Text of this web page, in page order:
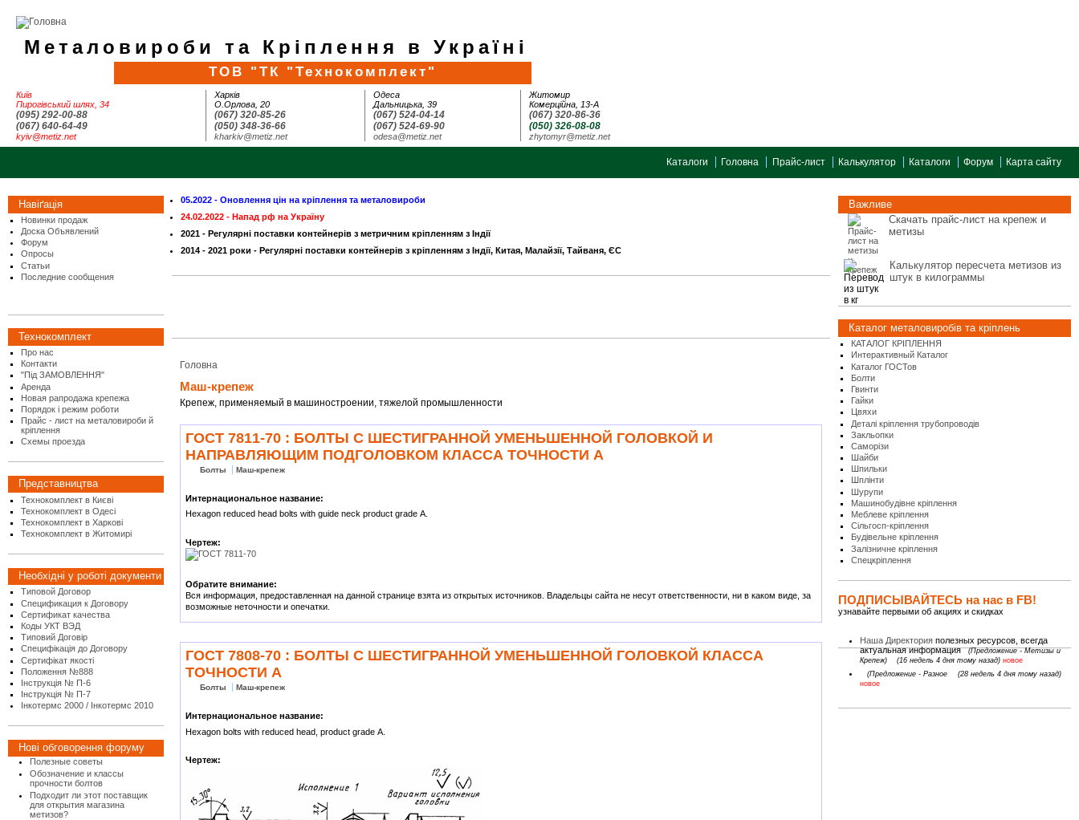
Металовироби та Кріплення в Україні
ТОВ "ТК "Технокомплект"
Київ
Пирогівський шлях, 34
(095) 292-00-88
(067) 640-64-49
kyiv@metiz.net
Харків
О.Орлова, 20
(067) 320-85-26
(050) 348-36-66
kharkiv@metiz.net
Одеса
Дальницька, 39
(067) 524-04-14
(067) 524-69-90
odesa@metiz.net
Житомир
Комерційна, 13-А
(067) 320-86-36
(050) 326-08-08
zhytomyr@metiz.net
Каталоги Головна Прайс-лист Калькулятор Каталоги Форум Карта сайту
Навіґація
Новинки продаж
Доска Объявлений
Форум
Опросы
Статьи
Последние сообщения
Технокомплект
Про нас
Контакти
"Під ЗАМОВЛЕННЯ"
Аренда
Новая рапродажа крепежа
Порядок і режим роботи
Прайс - лист на металовироби й
кріплення
Схемы проезда
Представництва
Технокомплект в Києві
Технокомплект в Одесі
Технокомплект в Харкові
Технокомплект в Житомирі
Необхідні у роботі документи
Типовой Договор
Спецификация к Договору
Сертификат качества
Коды УКТ ВЭД
Типовий Договір
Специфікація до Договору
Сертифікат якості
Положення №888
Інструкція № П-6
Інструкція № П-7
Інкотермс 2000 / Інкотермс 2010
Нові обговорення форуму
Полезные советы
Обозначение и классы
прочности болтов
Подходит ли этот поставщик
для открытия магазина
метизов?
05.2022 - Оновлення цін на кріплення та металовироби
24.02.2022 - Напад рф на Україну
2021 - Регулярні поставки контейнерів з метричним кріпленням з Індії
2014 - 2021 роки - Регулярні поставки контейнерів з кріпленням з Індії, Китая, Малайзії, Тайваня, ЄС
Головна
Маш-крепеж
Крепеж, применяемый в машиностроении, тяжелой промышленности
ГОСТ 7811-70 : БОЛТЫ С ШЕСТИГРАННОЙ УМЕНЬШЕННОЙ ГОЛОВКОЙ И
НАПРАВЛЯЮЩИМ ПОДГОЛОВКОМ КЛАССА ТОЧНОСТИ А
Болты Маш-крепеж
Интернациональное название:
Hexagon reduced head bolts with guide neck product grade A.
Чертеж:
Обратите внимание:
Вся информация, предоставленная на данной странице взята из открытых источников. Владельцы сайта не несут ответственности, ни в каком виде, за
возможные неточности и опечатки.
ГОСТ 7808-70 : БОЛТЫ С ШЕСТИГРАННОЙ УМЕНЬШЕННОЙ ГОЛОВКОЙ КЛАССА
ТОЧНОСТИ А
Болты Маш-крепеж
Интернациональное название:
Hexagon bolts with reduced head, product grade A.
Чертеж:
Важливе
Скачать прайс-лист на крепеж и
метизы
Калькулятор пересчета метизов из
штук в килограммы
Каталог металовиробів та кріплень
КАТАЛОГ КРІПЛЕННЯ
Интерактивный Каталог
Каталог ГОСТов
Болти
Гвинти
Гайки
Цвяхи
Деталі кріплення трубопроводів
Закльопки
Саморізи
Шайби
Шпильки
Шплінти
Шурупи
Машинобудівне кріплення
Меблеве кріплення
Сільгосп-кріплення
Будівельне кріплення
Залізничне кріплення
Спецкріплення
ПОДПИСЫВАЙТЕСЬ на нас в FB!
узнавайте первыми об акциях и скидках
Наша Директория полезных ресурсов, всегда
актуальная информация
(Предложение - Метизы и
Крепеж)
(16 недель 4 дня тому назад)новое
(Предложение - Разное
(28 недель 4 дня тому назад)
новое